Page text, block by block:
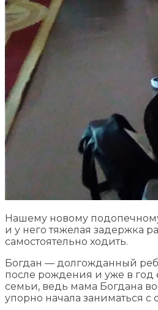
Нашему новому
и у него тяжелая задержка
самостоятельно ходить.
Богдан — долгожданный
после рождения и уже в год
семьи, ведь мама Богдана
упорно начала заниматься